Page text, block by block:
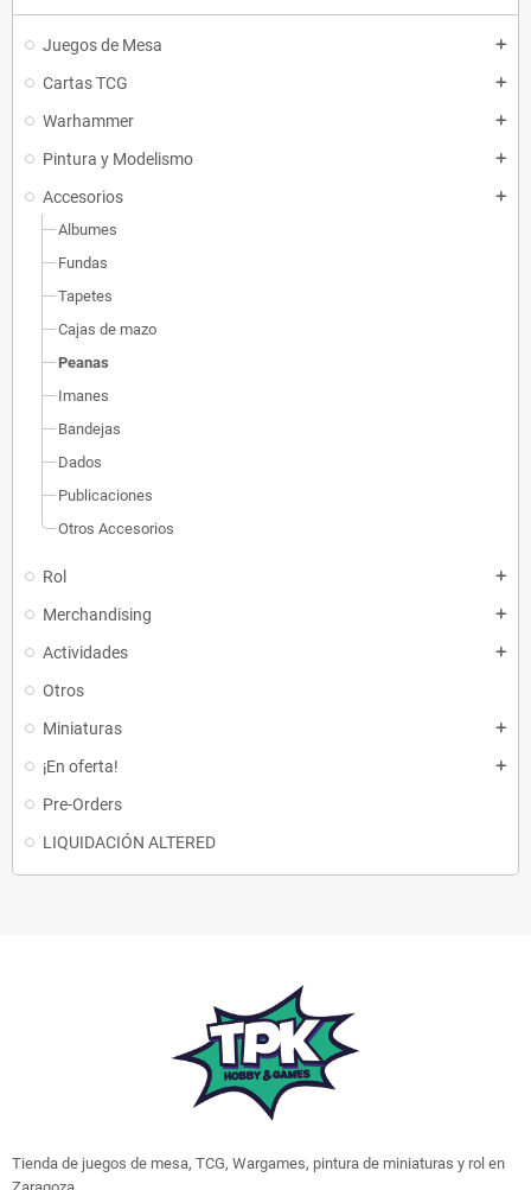
Juegos de Mesa add
Cartas TCG add
Warhammer add
Pintura y Modelismo add
Accesorios add
Albumes
Fundas
Tapetes
Cajas de mazo
Peanas
Imanes
Bandejas
Dados
Publicaciones
Otros Accesorios
Rol add
Merchandising add
Actividades add
Otros
Miniaturas
add
¡En oferta! add
Pre-Orders
LIQUIDACIÓN ALTERED
Tienda de juegos de mesa, TCG, Wargames, pintura de miniaturas y rol en